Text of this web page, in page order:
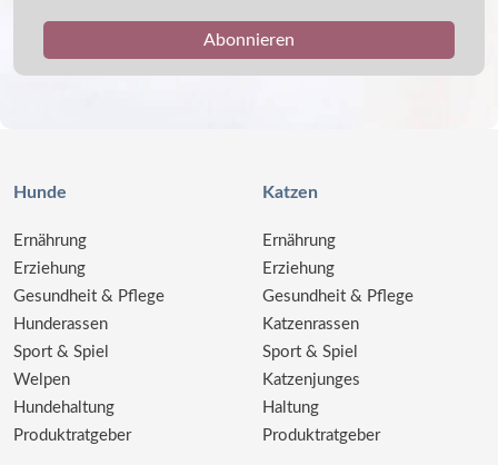
Hunde
Ernährung
Erziehung
Gesundheit & Pflege
Hunderassen
Sport & Spiel
Welpen
Hundehaltung
Produktratgeber
Katzen
Ernährung
Erziehung
Gesundheit & Pflege
Katzenrassen
Sport & Spiel
Katzenjunges
Haltung
Produktratgeber